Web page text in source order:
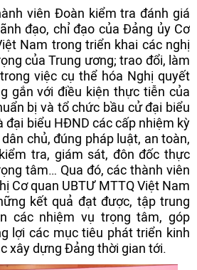
viên Đoàn kiểm tra đánh giá
đạo, chỉ đạo của Đảng ủy Cơ
Nam trong triển khai các nghị
của Trung ương; trao đổi, làm
việc cụ thể hóa Nghị quyết
gắn với điều kiện thực tiễn của
bị và tổ chức bầu cử đại biểu
đại biểu HĐND các cấp nhiệm kỳ
chủ, đúng pháp luật, an toàn,
tra, giám sát, đôn đốc thực
tâm… Qua đó, các thành viên
Cơ quan UBTƯ MTTQ Việt Nam
kết quả đạt được, tập trung
các nhiệm vụ trọng tâm, góp
lợi các mục tiêu phát triển kinh
xây dựng Đảng thời gian tới.